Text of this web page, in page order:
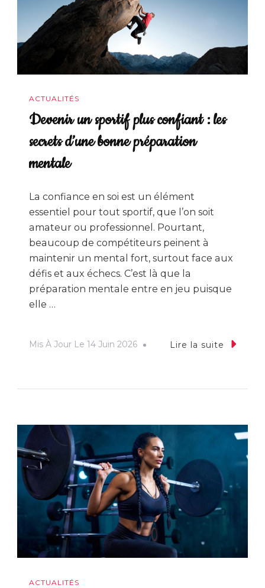
ACTUALITÉS
Devenir un sportif plus confiant : les
secrets d’une bonne préparation
mentale
La confiance en soi est un élément
essentiel pour tout sportif, que l’on soit
amateur ou professionnel. Pourtant,
beaucoup de compétiteurs peinent à
maintenir un mental fort, surtout face aux
défis et aux échecs. C’est là que la
préparation mentale entre en jeu puisque
elle …
Mis À Jour Le 14 Juin 2026 Lire la suite
ACTUALITÉS